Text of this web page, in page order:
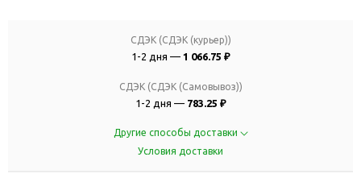
СДЭК (СДЭК (курьер))
1-2 дня — 1 066.75 ₽
СДЭК (СДЭК (Самовывоз))
1-2 дня — 783.25 ₽
Другие способы доставки
Условия доставки